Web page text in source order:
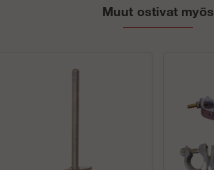
Muut ostivat myös